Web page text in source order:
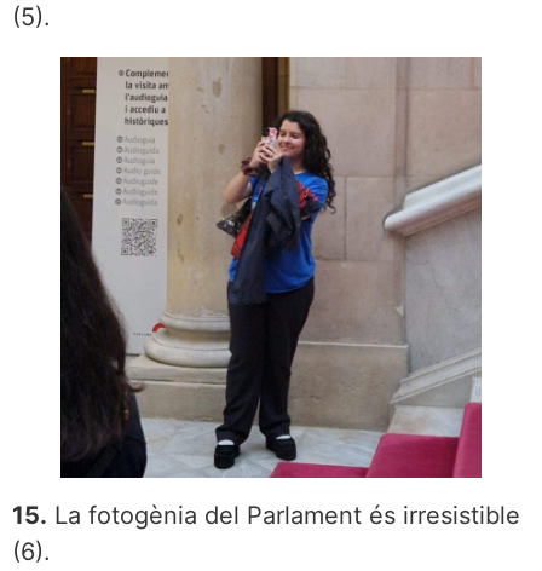
(5).
15. La fotogènia del Parlament és irresistible
(6).